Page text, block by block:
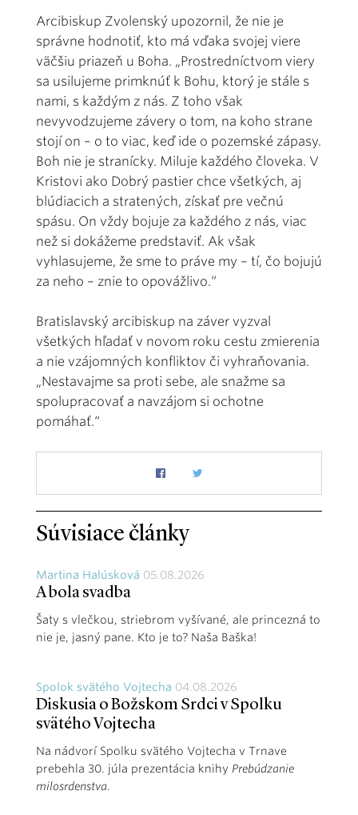
Arcibiskup Zvolenský upozornil, že nie je
správne hodnotiť, kto má vďaka svojej viere
väčšiu priazeň u Boha. „Prostredníctvom viery
sa usilujeme primknúť k Bohu, ktorý je stále s
nami, s každým z nás. Z toho však
nevyvodzujeme závery o tom, na koho strane
stojí on – o to viac, keď ide o pozemské zápasy.
Boh nie je stranícky. Miluje každého človeka. V
Kristovi ako Dobrý pastier chce všetkých, aj
blúdiacich a stratených, získať pre večnú
spásu. On vždy bojuje za každého z nás, viac
než si dokážeme predstaviť. Ak však
vyhlasujeme, že sme to práve my – tí, čo bojujú
za neho – znie to opovážlivo.“
Bratislavský arcibiskup na záver vyzval
všetkých hľadať v novom roku cestu zmierenia
a nie vzájomných konfliktov či vyhraňovania.
„Nestavajme sa proti sebe, ale snažme sa
spolupracovať a navzájom si ochotne
pomáhať.“
Súvisiace články
Martina Halúsková 05.08.2026
A bola svadba
Šaty s vlečkou, striebrom vyšívané, ale princezná to
nie je, jasný pane. Kto je to? Naša Baška!
Spolok svätého Vojtecha 04.08.2026
Diskusia o Božskom Srdci v Spolku
svätého Vojtecha
Na nádvorí Spolku svätého Vojtecha v Trnave
prebehla 30. júla prezentácia knihy Prebúdzanie
milosrdenstva.